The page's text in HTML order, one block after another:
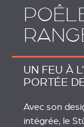
UN FEU À
PORTÉE
Avec son
intégrée, le